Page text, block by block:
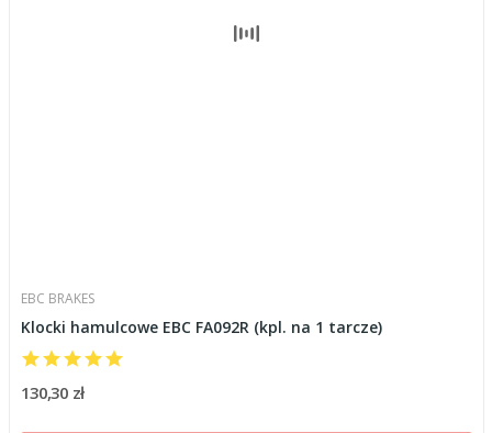
EBC BRAKES
Klocki hamulcowe EBC FA092R (kpl. na 1 tarcze)
130,30 zł